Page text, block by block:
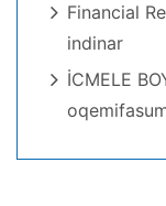
Financial
indinar
İCMELE